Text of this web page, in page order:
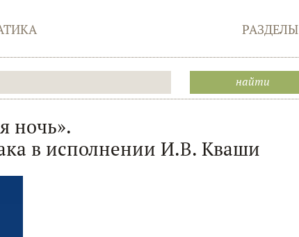
РАЗДЕЛЫ
ночь».
в исполнении И.В. Кваши